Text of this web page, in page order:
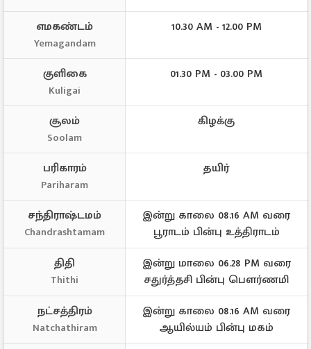
எமகண்டம்
Yemagandam
10.30 AM - 12.00 PM
குளிகை
Kuligai
01.30 PM - 03.00 PM
சூலம்
Soolam
கிழக்கு
பரிகாரம்
Pariharam
தயிர்
சந்திராஷ்டமம்
Chandrashtamam
இன்று காலை 08.16 AM வரை
பூராடம் பின்பு உத்திராடம்
திதி
Thithi
இன்று மாலை 06.28 PM வரை
சதுர்த்தசி பின்பு பௌர்ணமி
நட்சத்திரம்
Natchathiram
இன்று காலை 08.16 AM வரை
ஆயில்யம் பின்பு மகம்